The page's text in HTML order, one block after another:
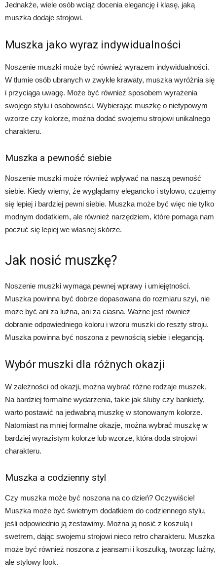
Jednakże, wiele osób wciąż docenia elegancję i klasę, jaką
muszka dodaje strojowi.
Muszka jako wyraz indywidualności
Noszenie muszki może być również wyrazem indywidualności.
W tłumie osób ubranych w zwykłe krawaty, muszka wyróżnia się
i przyciąga uwagę. Może być również sposobem wyrażenia
swojego stylu i osobowości. Wybierając muszkę o nietypowym
wzorze czy kolorze, można dodać swojemu strojowi unikalnego
charakteru.
Muszka a pewność siebie
Noszenie muszki może również wpływać na naszą pewność
siebie. Kiedy wiemy, że wyglądamy elegancko i stylowo, czujemy
się lepiej i bardziej pewni siebie. Muszka może być więc nie tylko
modnym dodatkiem, ale również narzędziem, które pomaga nam
poczuć się lepiej we własnej skórze.
Jak nosić muszkę?
Noszenie muszki wymaga pewnej wprawy i umiejętności.
Muszka powinna być dobrze dopasowana do rozmiaru szyi, nie
może być ani za luźna, ani za ciasna. Ważne jest również
dobranie odpowiedniego koloru i wzoru muszki do reszty stroju.
Muszka powinna być noszona z pewnością siebie i elegancją.
Wybór muszki dla różnych okazji
W zależności od okazji, można wybrać różne rodzaje muszek.
Na bardziej formalne wydarzenia, takie jak śluby czy bankiety,
warto postawić na jedwabną muszkę w stonowanym kolorze.
Natomiast na mniej formalne okazje, można wybrać muszkę w
bardziej wyrazistym kolorze lub wzorze, która doda strojowi
charakteru.
Muszka a codzienny styl
Czy muszka może być noszona na co dzień? Oczywiście!
Muszka może być świetnym dodatkiem do codziennego stylu,
jeśli odpowiednio ją zestawimy. Można ją nosić z koszulą i
swetrem, dając swojemu strojowi nieco retro charakteru. Muszka
może być również noszona z jeansami i koszulką, tworząc luźny,
ale stylowy look.